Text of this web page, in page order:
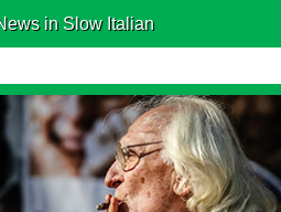
in Slow Italian